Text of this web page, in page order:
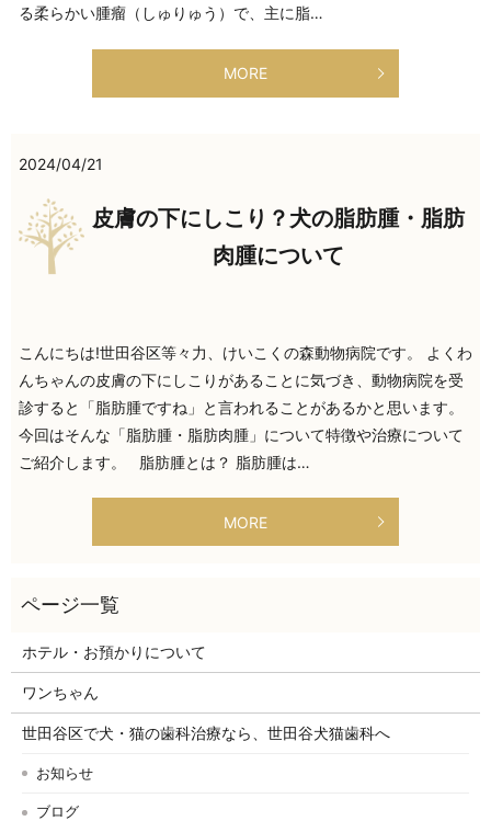
る柔らかい腫瘤（しゅりゅう）で、主に脂…
MORE
2024/04/21
皮膚の下にしこり？犬の脂肪腫・脂肪
肉腫について
こんにちは!世田谷区等々力、けいこくの森動物病院です。 よくわ
んちゃんの皮膚の下にしこりがあることに気づき、動物病院を受
診すると「脂肪腫ですね」と言われることがあるかと思います。
今回はそんな「脂肪腫・脂肪肉腫」について特徴や治療について
ご紹介します。 脂肪腫とは？ 脂肪腫は…
MORE
ホテル・お預かりについて
ワンちゃん
世田谷区で犬・猫の歯科治療なら、世田谷犬猫歯科へ
お知らせ
ブログ